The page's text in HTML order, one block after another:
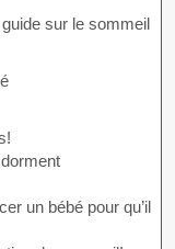
sur le sommeil
un bébé pour qu’il